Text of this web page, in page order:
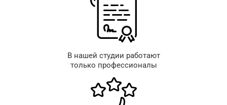
В нашей студии работают
только профессионалы